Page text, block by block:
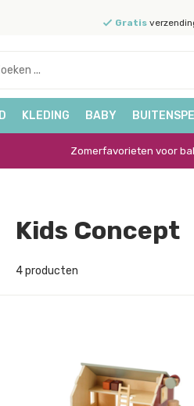
Gratis
KLEDING BABY
Zomerfavorieten voor
Kids Concept
4 producten